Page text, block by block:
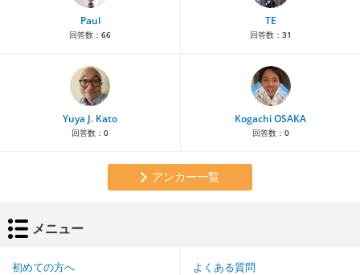
Paul
回答数： 66
TE
回答数： 31
Yuya J. Kato
回答数： 0
Kogachi OSAKA
回答数： 0
アンカー一覧
メニュー
初めての方へ よくある質問